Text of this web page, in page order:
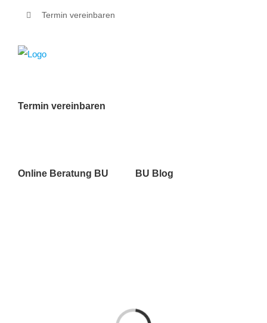
Termin vereinbaren
Termin vereinbaren
Online Beratung BU BU Blog